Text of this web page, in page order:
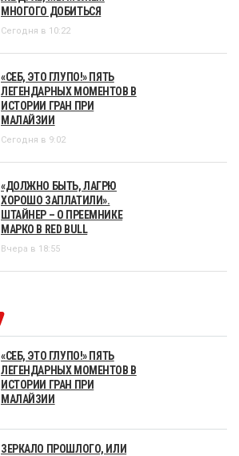
МНОГОГО ДОБИТЬСЯ
Сегодня в 10:22
«СЕБ, ЭТО ГЛУПО!» ПЯТЬ
ЛЕГЕНДАРНЫХ МОМЕНТОВ В
ИСТОРИИ ГРАН ПРИ
МАЛАЙЗИИ
Сегодня в 9:02
«ДОЛЖНО БЫТЬ, ЛАГРЮ
ХОРОШО ЗАПЛАТИЛИ».
ШТАЙНЕР – О ПРЕЕМНИКЕ
МАРКО В RED BULL
Вчера в 18:55
«СЕБ, ЭТО ГЛУПО!» ПЯТЬ
ЛЕГЕНДАРНЫХ МОМЕНТОВ В
ИСТОРИИ ГРАН ПРИ
МАЛАЙЗИИ
ЗЕРКАЛО ПРОШЛОГО, ИЛИ